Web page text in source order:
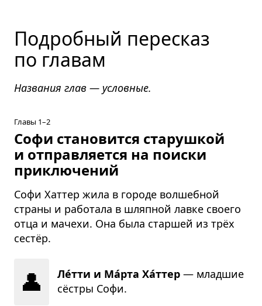
Подробный пересказ
по главам
Названия глав — условные.
Главы 1–2
Софи становится старушкой
и отправляется на поиски
приключений
Софи Хаттер жила в городе волшебной
страны и работала в шляпной лавке своего
отца и мачехи. Она была старшей из трёх
сестёр.
👤 Ле́тти и Ма́рта Ха́ттер — млад­шие
сёстры Софи.